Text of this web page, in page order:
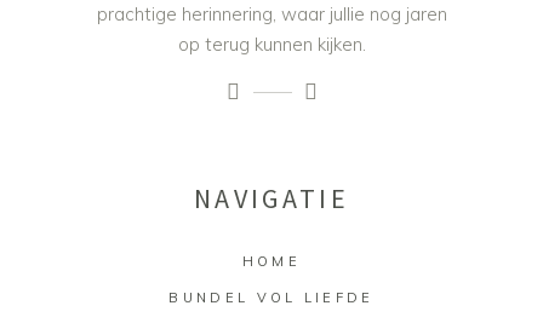
prachtige herinnering, waar jullie nog jaren
op terug kunnen kijken.
NAVIGATIE
HOME
BUNDEL VOL LIEFDE